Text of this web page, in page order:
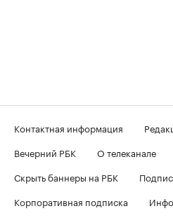
Контактная информация
Вечерний РБК
О телеканале
Скрыть баннеры на РБК
Корпоративная подписка